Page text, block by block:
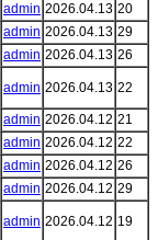
admin 2026.04.13 20
admin 2026.04.13 29
admin 2026.04.13 26
admin 2026.04.13 22
admin 2026.04.12 21
admin 2026.04.12 22
admin 2026.04.12 26
admin 2026.04.12 29
admin 2026.04.12 19